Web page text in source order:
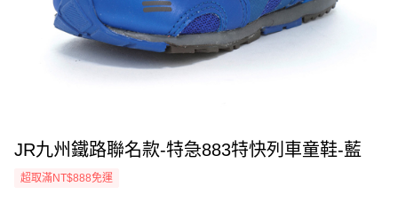
JR九州鐵路聯名款-特急883特快列車童鞋-藍
超取滿NT$888免運